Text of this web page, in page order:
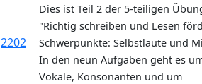
2202
Dies ist Teil 2 der 5-teiligen
"Richtig schreiben und Lesen
Schwerpunkte: Selbstlaute und
In den neun Aufgaben geht es
Vokale, Konsonanten und um